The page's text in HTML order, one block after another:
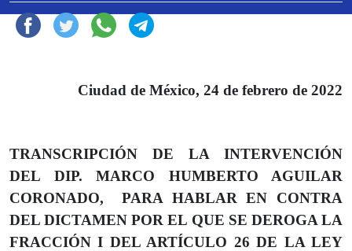
Ciudad de México, 24 de febrero de 2022
TRANSCRIPCIÓN DE LA INTERVENCIÓN
DEL DIP. MARCO HUMBERTO AGUILAR
CORONADO, PARA HABLAR EN CONTRA
DEL DICTAMEN POR EL QUE SE DEROGA LA
FRACCIÓN I DEL ARTÍCULO 26 DE LA LEY